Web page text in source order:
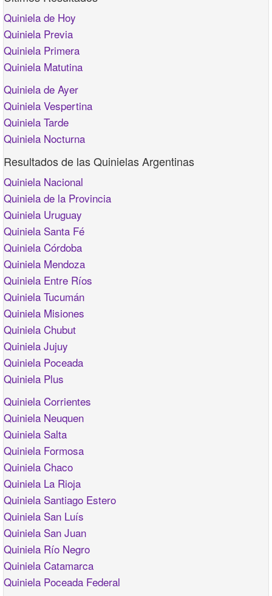
Quiniela de Hoy
Quiniela Previa
Quiniela Primera
Quiniela Matutina
Quiniela de Ayer
Quiniela Vespertina
Quiniela Tarde
Quiniela Nocturna
Resultados de las Quinielas Argentinas
Quiniela Nacional
Quiniela de la Provincia
Quiniela Uruguay
Quiniela Santa Fé
Quiniela Córdoba
Quiniela Mendoza
Quiniela Entre Ríos
Quiniela Tucumán
Quiniela Misiones
Quiniela Chubut
Quiniela Jujuy
Quiniela Poceada
Quiniela Plus
Quiniela Corrientes
Quiniela Neuquen
Quiniela Salta
Quiniela Formosa
Quiniela Chaco
Quiniela La Rioja
Quiniela Santiago Estero
Quiniela San Luís
Quiniela San Juan
Quiniela Río Negro
Quiniela Catamarca
Quiniela Poceada Federal